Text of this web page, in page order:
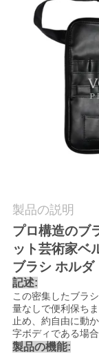
製品の説明
プロ構造のブ
ット芸術家ベ
ブラシ ホルダ
記述:
この密集したブラ
量なしで便利保ち
止め、約自由に動
字ボディである場合
製品の機能: